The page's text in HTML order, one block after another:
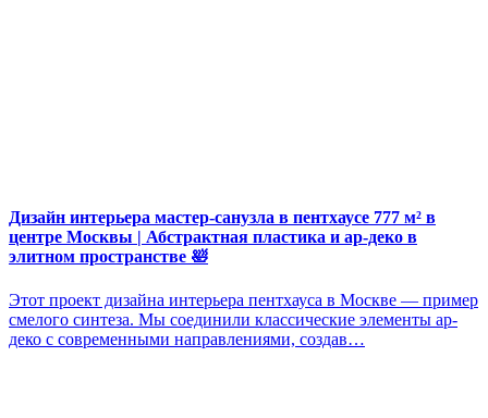
Дизайн интерьера мастер-санузла в пентхаусе 777 м² в
центре Москвы | Абстрактная пластика и ар-деко в
элитном пространстве 🛀
Этот проект дизайна интерьера пентхауса в Москве — пример
смелого синтеза. Мы соединили классические элементы ар-
деко с современными направлениями, создав…